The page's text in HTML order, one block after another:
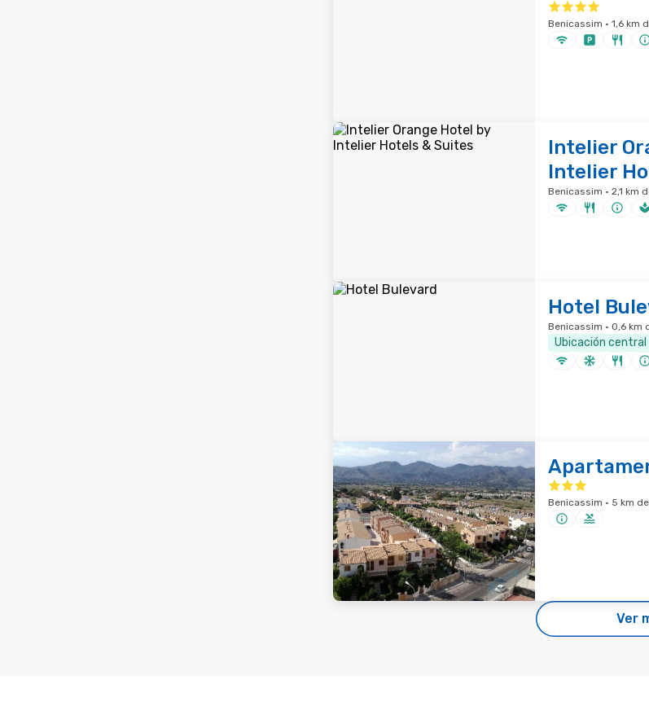
Benicassim · 1,6 km
Intelier
Intelier
Benicassim · 2,1 km
Hotel
Benicassim · 0,6 km
Ubicación central
Benicassim · 5 km
Ver